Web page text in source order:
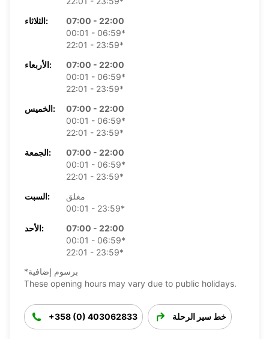
الثلاثاء:
07:00 - 22:00
00:01 - 06:59*
22:01 - 23:59*
الأربعاء:
07:00 - 22:00
00:01 - 06:59*
22:01 - 23:59*
الخميس:
07:00 - 22:00
00:01 - 06:59*
22:01 - 23:59*
الجمعة:
07:00 - 22:00
00:01 - 06:59*
22:01 - 23:59*
السبت:
مغلق
00:01 - 23:59*
الأحد:
07:00 - 22:00
00:01 - 06:59*
22:01 - 23:59*
*برسوم إضافية
These opening hours may vary due to public holidays.
+358 (0) 403062833 خط سير الرحلة